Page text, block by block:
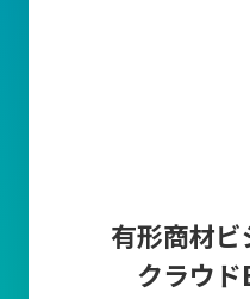
有形商材
クラウ